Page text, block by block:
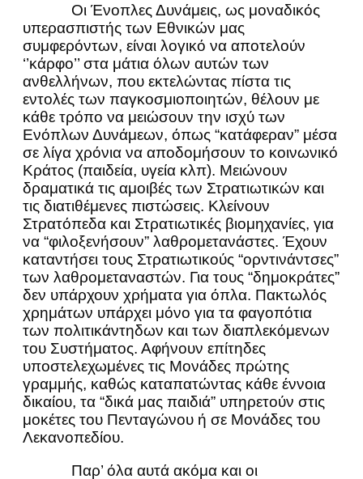
Οι Ένοπλες Δυνάμεις, ως μοναδικός
υπερασπιστής των Εθνικών μας
συμφερόντων, είναι λογικό να αποτελούν
‘’κάρφο’’ στα μάτια όλων αυτών των
ανθελλήνων, που εκτελώντας πίστα τις
εντολές των παγκοσμιοποιητών, θέλουν με
κάθε τρόπο να μειώσουν την ισχύ των
Ενόπλων Δυνάμεων, όπως “κατάφεραν” μέσα
σε λίγα χρόνια να αποδομήσουν το κοινωνικό
Κράτος (παιδεία, υγεία κλπ). Μειώνουν
δραματικά τις αμοιβές των Στρατιωτικών και
τις διατιθέμενες πιστώσεις. Κλείνουν
Στρατόπεδα και Στρατιωτικές βιομηχανίες, για
να “φιλοξενήσουν” λαθρομετανάστες. Έχουν
καταντήσει τους Στρατιωτικούς “ορντινάντσες”
των λαθρομεταναστών. Για τους “δημοκράτες”
δεν υπάρχουν χρήματα για όπλα. Πακτωλός
χρημάτων υπάρχει μόνο για τα φαγοπότια
των πολιτικάντηδων και των διαπλεκόμενων
του Συστήματος. Αφήνουν επίτηδες
υποστελεχωμένες τις Μονάδες πρώτης
γραμμής, καθώς καταπατώντας κάθε έννοια
δικαίου, τα “δικά μας παιδιά” υπηρετούν στις
μοκέτες του Πενταγώνου ή σε Μονάδες του
Λεκανοπεδίου.
Παρ’ όλα αυτά ακόμα και οι